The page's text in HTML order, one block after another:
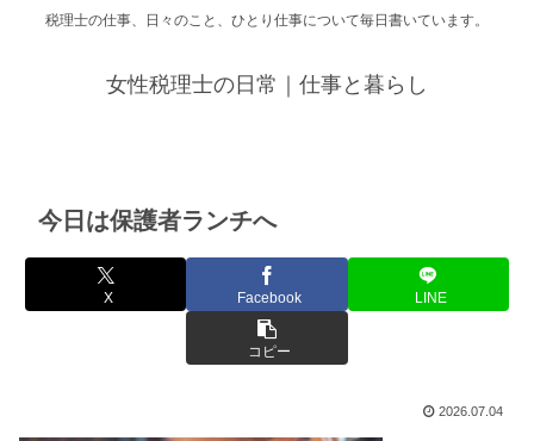
税理士の仕事、日々のこと、ひとり仕事について毎日書いています。
女性税理士の日常｜仕事と暮らし
今日は保護者ランチへ
X Facebook LINE
コピー
2026.07.04